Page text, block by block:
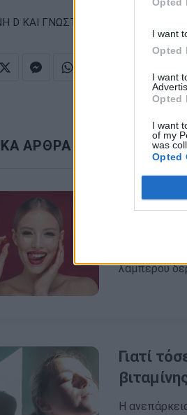
I want
Opted
I want
Opted
I want
of my
was
Opted
D ΚΑΙ ΓΝΩΣΤΙΚΗ ΕΞΑΣΘΕΝΗΣΗ
ΑΡΘΡΑ
Οι 6
λαμπερού
Γιατί
Η